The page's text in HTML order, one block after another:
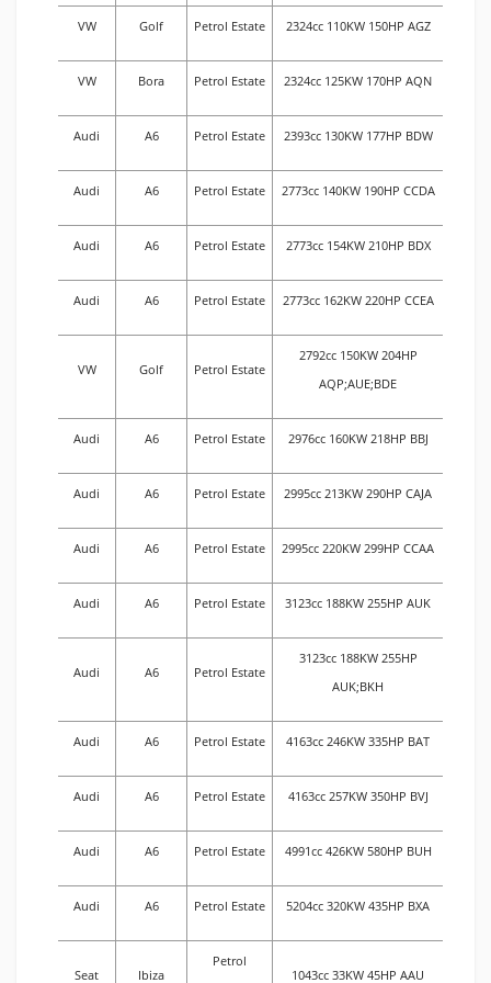
VW Golf Petrol Estate 2324cc 110KW 150HP AGZ
VW Bora Petrol Estate 2324cc 125KW 170HP AQN
Audi A6 Petrol Estate 2393cc 130KW 177HP BDW
Audi A6 Petrol Estate 2773cc 140KW 190HP CCDA
Audi A6 Petrol Estate 2773cc 154KW 210HP BDX
Audi A6 Petrol Estate 2773cc 162KW 220HP CCEA
VW Golf Petrol Estate
2792cc 150KW 204HP
AQP;AUE;BDE
Audi A6 Petrol Estate 2976cc 160KW 218HP BBJ
Audi A6 Petrol Estate 2995cc 213KW 290HP CAJA
Audi A6 Petrol Estate 2995cc 220KW 299HP CCAA
Audi A6 Petrol Estate 3123cc 188KW 255HP AUK
Audi A6 Petrol Estate
3123cc 188KW 255HP
AUK;BKH
Audi A6 Petrol Estate 4163cc 246KW 335HP BAT
Audi A6 Petrol Estate 4163cc 257KW 350HP BVJ
Audi A6 Petrol Estate 4991cc 426KW 580HP BUH
Audi A6 Petrol Estate 5204cc 320KW 435HP BXA
Seat Ibiza
Petrol
1043cc 33KW 45HP AAU